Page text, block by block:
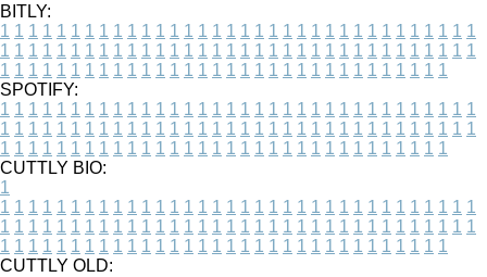
BITLY:
1 1 1 1 1 1 1 1 1 1 1 1 1 1 1 1 1 1 1 1 1 1 1 1 1 1 1 1 1 1 1 1 1 1
1 1 1 1 1 1 1 1 1 1 1 1 1 1 1 1 1 1 1 1 1 1 1 1 1 1 1 1 1 1 1 1 1 1
1 1 1 1 1 1 1 1 1 1 1 1 1 1 1 1 1 1 1 1 1 1 1 1 1 1 1 1 1 1 1 1
SPOTIFY:
1 1 1 1 1 1 1 1 1 1 1 1 1 1 1 1 1 1 1 1 1 1 1 1 1 1 1 1 1 1 1 1 1 1
1 1 1 1 1 1 1 1 1 1 1 1 1 1 1 1 1 1 1 1 1 1 1 1 1 1 1 1 1 1 1 1 1 1
1 1 1 1 1 1 1 1 1 1 1 1 1 1 1 1 1 1 1 1 1 1 1 1 1 1 1 1 1 1 1 1
CUTTLY BIO:
1
1 1 1 1 1 1 1 1 1 1 1 1 1 1 1 1 1 1 1 1 1 1 1 1 1 1 1 1 1 1 1 1 1 1
1 1 1 1 1 1 1 1 1 1 1 1 1 1 1 1 1 1 1 1 1 1 1 1 1 1 1 1 1 1 1 1 1 1
1 1 1 1 1 1 1 1 1 1 1 1 1 1 1 1 1 1 1 1 1 1 1 1 1 1 1 1 1 1 1 1
CUTTLY OLD: